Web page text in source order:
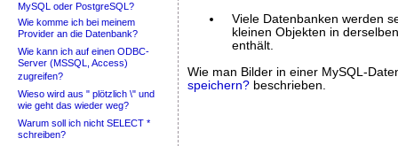
MySQL oder PostgreSQL?
Wie komme ich bei meinem
Provider an die Datenbank?
Wie kann ich auf einen ODBC-
Server (MSSQL, Access)
zugreifen?
Wieso wird aus " plötzlich \" und
wie geht das wieder weg?
Warum soll ich nicht SELECT *
schreiben?
Viele Datenbanken werden
kleinen Objekten in
enthält.
Wie man Bilder in einer MySQL-
speichern? beschrieben.